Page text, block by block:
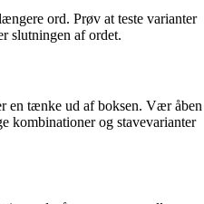
ord. Prøv at teste varianter
slutningen af ordet.
en tænke ud af boksen. Vær åben
kombinationer og stavevarianter